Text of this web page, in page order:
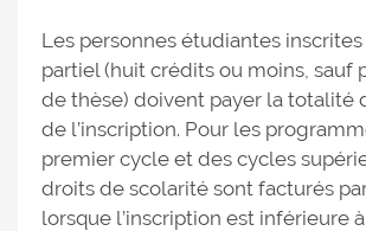
Les personnes étudiantes
partiel (huit crédits ou moins, sauf
de thèse) doivent payer la totalité
de l’inscription. Pour les
premier cycle et des cycles
droits de scolarité sont facturés
lorsque l’inscription est inférieure